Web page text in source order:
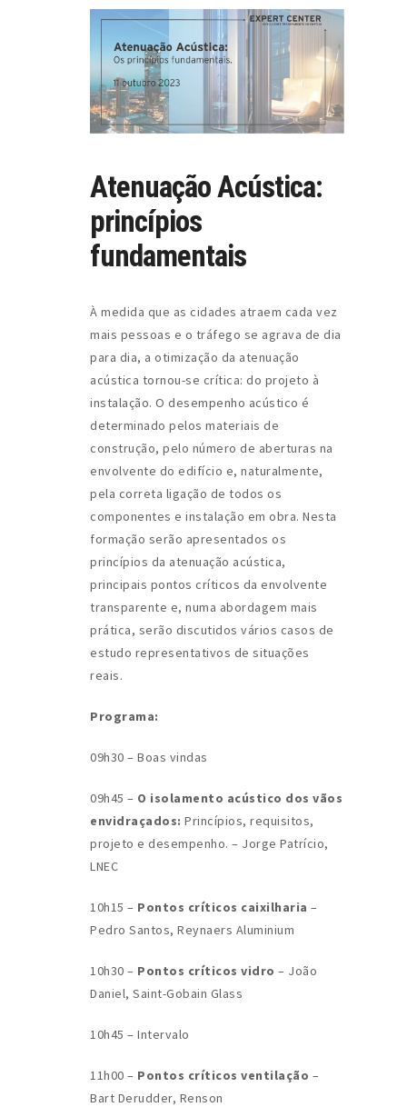
Atenuação Acústica:
princípios
fundamentais
À medida que as cidades atraem cada vez
mais pessoas e o tráfego se agrava de dia
para dia, a otimização da atenuação
acústica tornou-se crítica: do projeto à
instalação. O desempenho acústico é
determinado pelos materiais de
construção, pelo número de aberturas na
envolvente do edifício e, naturalmente,
pela correta ligação de todos os
componentes e instalação em obra. Nesta
formação serão apresentados os
princípios da atenuação acústica,
principais pontos críticos da envolvente
transparente e, numa abordagem mais
prática, serão discutidos vários casos de
estudo representativos de situações
reais.
Programa:
09h30 – Boas vindas
09h45 – O isolamento acústico dos vãos
envidraçados: Princípios, requisitos,
projeto e desempenho. – Jorge Patrício,
LNEC
10h15 – Pontos críticos caixilharia –
Pedro Santos, Reynaers Aluminium
10h30 – Pontos críticos vidro – João
Daniel, Saint-Gobain Glass
10h45 – Intervalo
11h00 – Pontos críticos ventilação –
Bart Derudder, Renson